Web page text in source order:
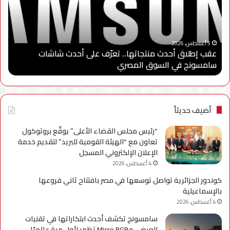
تعرّف
على
أحدث
شاشات
سامسونج
في
السوق
المصري
5 أغسطس، 2026
عقب إطلاق أحدث منتجاتها.. تعرّف على أحدث شاشات
سامسونج في السوق المصري
مع
أضيف حديثاً
“رئيس مجلس القضاء الأعلى” يوقّع بروتوكول
تعاون مع “الهيئة القومية للبريد” لتقديم خدمة
الإعلان الإلكتروني المسجل
4 أغسطس، 2026
كوندور الجزائرية تواصل توسعها في مصر بافتتاح ثاني فروعها
بالإسماعيلية
4 أغسطس، 2026
سامسونج تكشف أحدث ابتكاراتها في تقنيات